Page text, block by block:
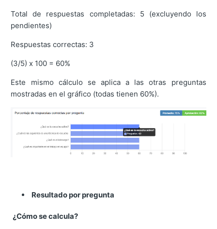
Total de respuestas completadas: 5 (excluyendo los
pendientes)
Respuestas correctas: 3
(3/5) x 100 = 60%
Este mismo cálculo se aplica a las otras preguntas
mostradas en el gráfico (todas tienen 60%).
Resultado por pregunta
¿Cómo se calcula?